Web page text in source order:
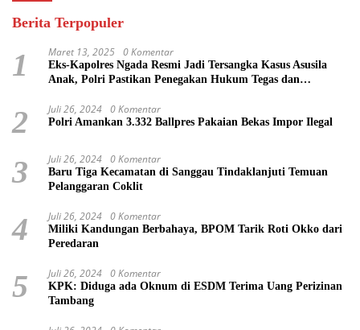
Berita Terpopuler
1 Maret 13, 2025 0 Komentar
Eks-Kapolres Ngada Resmi Jadi Tersangka Kasus Asusila
Anak, Polri Pastikan Penegakan Hukum Tegas dan
2 Juli 26, 2024 0 Komentar
Polri Amankan 3.332 Ballpres Pakaian Bekas Impor Ilegal
3 Juli 26, 2024 0 Komentar
Baru Tiga Kecamatan di Sanggau Tindaklanjuti Temuan
Pelanggaran Coklit
4 Juli 26, 2024 0 Komentar
Miliki Kandungan Berbahaya, BPOM Tarik Roti Okko dari
Peredaran
5 Juli 26, 2024 0 Komentar
KPK: Diduga ada Oknum di ESDM Terima Uang Perizinan
Tambang